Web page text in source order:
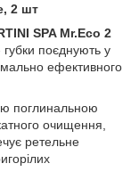
2 шт
SPA Mr.Eco 2
губки поєднують у
ефективного
поглинальною
очищення,
ретельне